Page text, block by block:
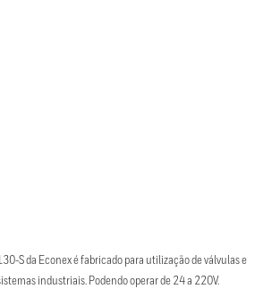
S da Econex é fabricado para utilização de válvulas e
industriais. Podendo operar de 24 a 220V.